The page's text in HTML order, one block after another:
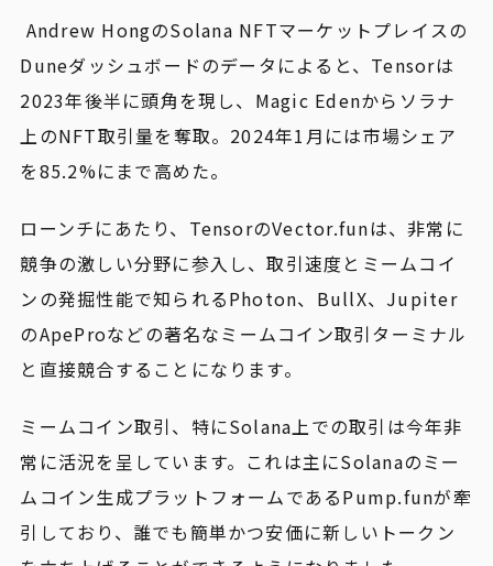
Andrew HongのSolana NFTマーケットプレイスの
Duneダッシュボードのデータによると、Tensorは
2023年後半に頭角を現し、Magic Edenからソラナ
上のNFT取引量を奪取。2024年1月には市場シェア
を85.2%にまで高めた。
ローンチにあたり、TensorのVector.funは、非常に
競争の激しい分野に参入し、取引速度とミームコイ
ンの発掘性能で知られるPhoton、BullX、Jupiter
のApeProなどの著名なミームコイン取引ターミナル
と直接競合することになります。
ミームコイン取引、特にSolana上での取引は今年非
常に活況を呈しています。これは主にSolanaのミー
ムコイン生成プラットフォームであるPump.funが牽
引しており、誰でも簡単かつ安価に新しいトークン